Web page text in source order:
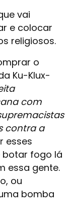
vai
e colocar
religiosos.
o
Ku-Klux-
com
contra a
esses
botar fogo lá
essa gente.
ou
bomba